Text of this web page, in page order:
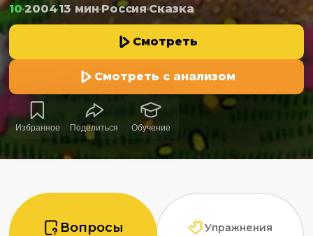
10 200413 мин РоссияСказка
Смотреть
Смотреть с анализом
Избранное Поделиться Обучение
Вопросы Упражнения